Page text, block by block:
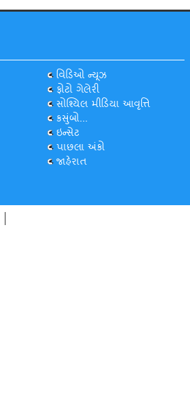
વિડિઓ ન્યૂઝ
ફોટો ગેલેરી
સોશ્યિલ મીડિયા આવૃત્તિ
કસુંબો...
ઇન્સેટ
પાછલા અંકો
જાહેરાત